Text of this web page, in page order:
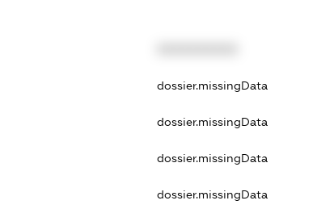
dossier.missingData
dossier.missingData
dossier.missingData
dossier.missingData